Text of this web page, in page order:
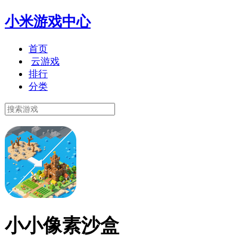
小米游戏中心
首页
云游戏
排行
分类
小小像素沙盒